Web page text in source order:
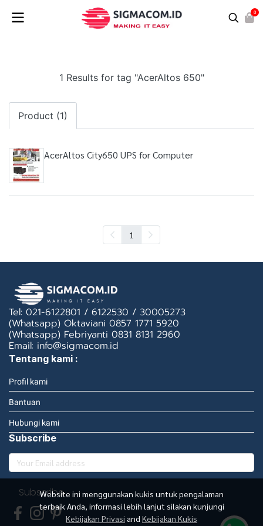
0
1 Results for tag "AcerAltos 650"
Product (1)
AcerAltos City650 UPS for Computer
1
Website ini menggunakan kukis untuk pengalaman
terbaik Anda, informasi lebih lanjut silakan kunjungi
Kebijakan Privasi and Kebijakan Kukis
Tel: 021-6122801 / 6122530 / 30005273
(Whatsapp) Oktaviani 0857 1771 5920
(Whatsapp) Febriyanti 0831 8131 2960
Email: info@sigmacom.id
Tentang kami :
Profil kami
Bantuan
Hubungi kami
Subscribe
Subscribe